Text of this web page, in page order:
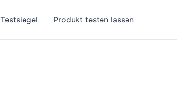
Testsiegel Produkt testen lassen